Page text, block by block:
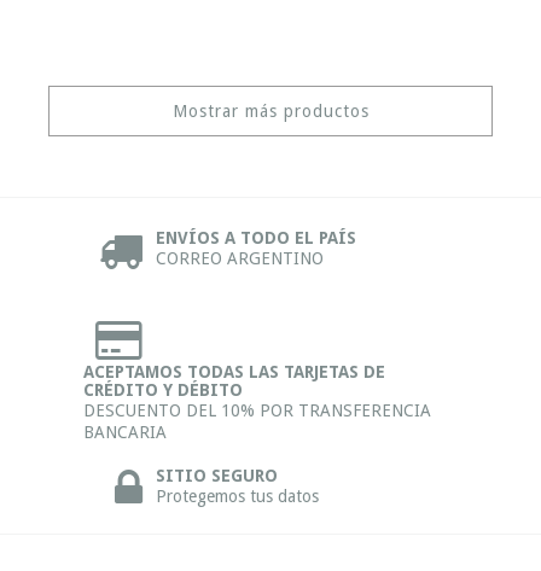
Mostrar más productos
ENVÍOS A TODO EL PAÍS
CORREO ARGENTINO
ACEPTAMOS TODAS LAS TARJETAS DE
CRÉDITO Y DÉBITO
DESCUENTO DEL 10% POR TRANSFERENCIA
BANCARIA
SITIO SEGURO
Protegemos tus datos